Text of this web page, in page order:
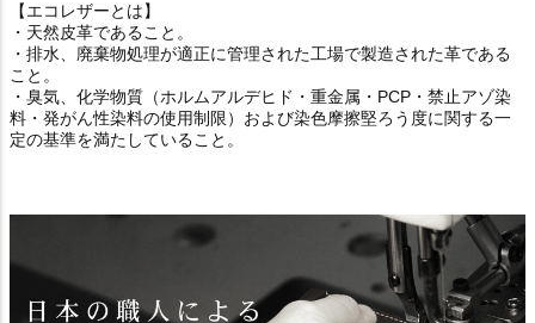
【エコレザーとは】
・天然皮革であること。
・排水、廃棄物処理が適正に管理された工場で製造された革である
こと。
・臭気、化学物質（ホルムアルデヒド・重金属・PCP・禁止アゾ染
料・発がん性染料の使用制限）および染色摩擦堅ろう度に関する一
定の基準を満たしていること。